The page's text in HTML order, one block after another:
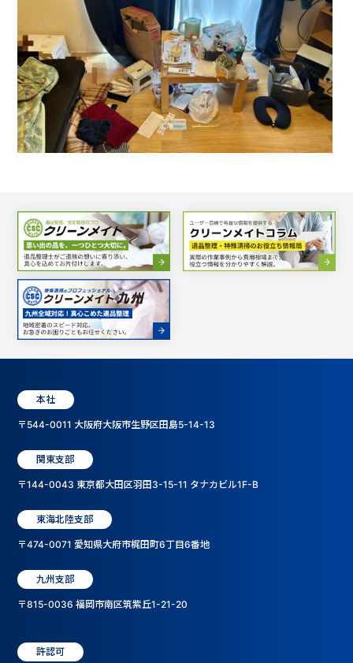
本社
〒544-0011 大阪府大阪市生野区田島5-14-13
関東支部
〒144-0043 東京都大田区羽田3-15-11 タナカビル1F-B
東海北陸支部
〒474-0071 愛知県大府市梶田町6丁目6番地
九州支部
〒815-0036 福岡市南区筑紫丘1-21-20
許認可